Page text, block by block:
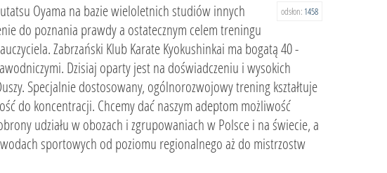
odsłon: 1458
Oyama na bazie wieloletnich studiów innych
do poznania prawdy a ostatecznym celem treningu
Zabrzański Klub Karate Kyokushinkai ma bogatą 40 -
Dzisiaj oparty jest na doświadczeniu i wysokich
Specjalnie dostosowany, ogólnorozwojowy trening kształtuje
do koncentracji. Chcemy dać naszym adeptom możliwość
udziału w obozach i zgrupowaniach w Polsce i na świecie, a
sportowych od poziomu regionalnego aż do mistrzostw